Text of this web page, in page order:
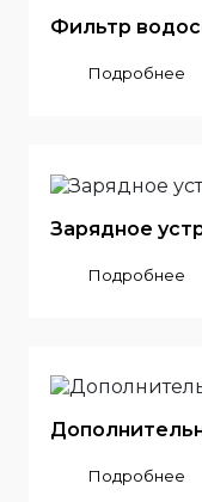
Фильтр
Подробнее
Зарядное
Подробнее
Подробнее